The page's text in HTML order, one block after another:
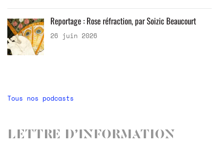
Reportage : Rose réfraction, par Soizic Beaucourt
26 juin 2026
Tous nos podcasts
Lettre d’information